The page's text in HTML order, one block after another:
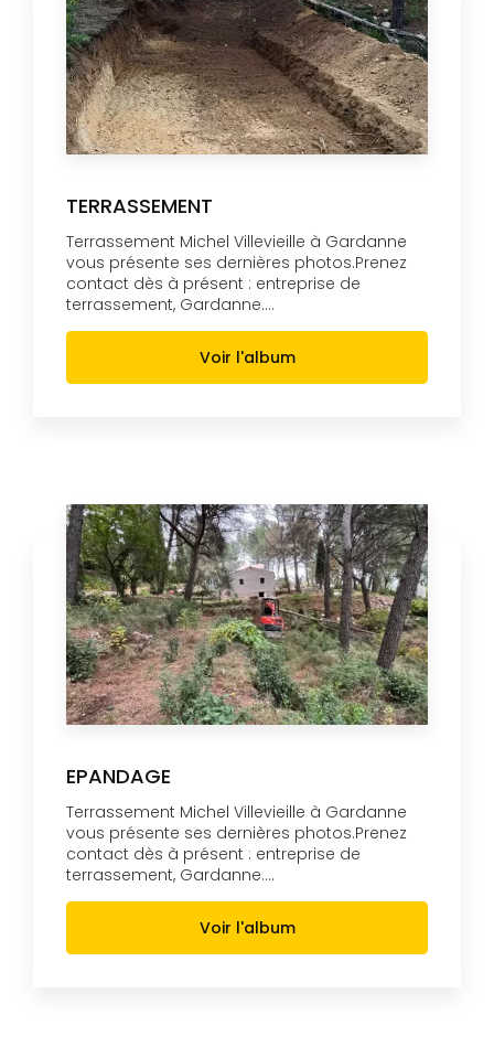
TERRASSEMENT
Terrassement Michel Villevieille à Gardanne
vous présente ses dernières photos.Prenez
contact dès à présent : entreprise de
terrassement, Gardanne....
Voir l'album
EPANDAGE
Terrassement Michel Villevieille à Gardanne
vous présente ses dernières photos.Prenez
contact dès à présent : entreprise de
terrassement, Gardanne....
Voir l'album